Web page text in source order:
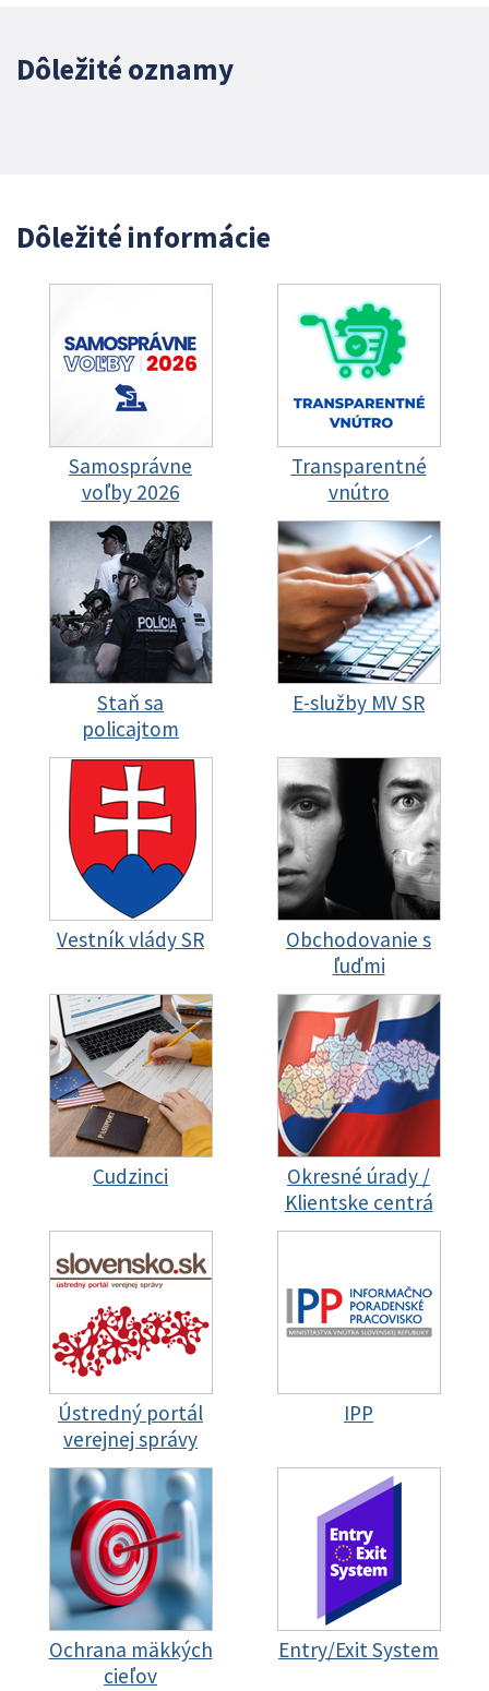
Dôležité oznamy
Dôležité informácie
Samosprávne
voľby 2026
Transparentné
vnútro
Staň sa
policajtom
E-služby MV SR
Vestník vlády SR
Obchodovanie s
ľuďmi
Cudzinci
Okresné úrady /
Klientske centrá
Ústredný portál
verejnej správy
IPP
Ochrana mäkkých
cieľov
Entry/Exit System